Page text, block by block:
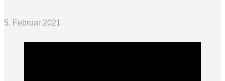
5. Februar 2021